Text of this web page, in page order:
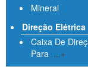
Mineral
Direção Elétrica
Caixa De
Para ...+